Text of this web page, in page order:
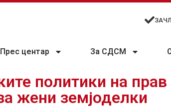
Прес центар За СДСМ
политики на прав
жени земјоделки